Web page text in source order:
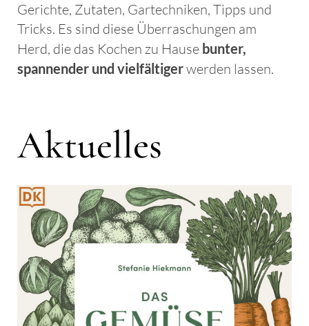
Gerichte, Zutaten, Gartechniken, Tipps und
Tricks. Es sind diese Überraschungen am
Herd, die das Kochen zu Hause bunter,
spannender und vielfältigerwerden lassen.
Aktuelles